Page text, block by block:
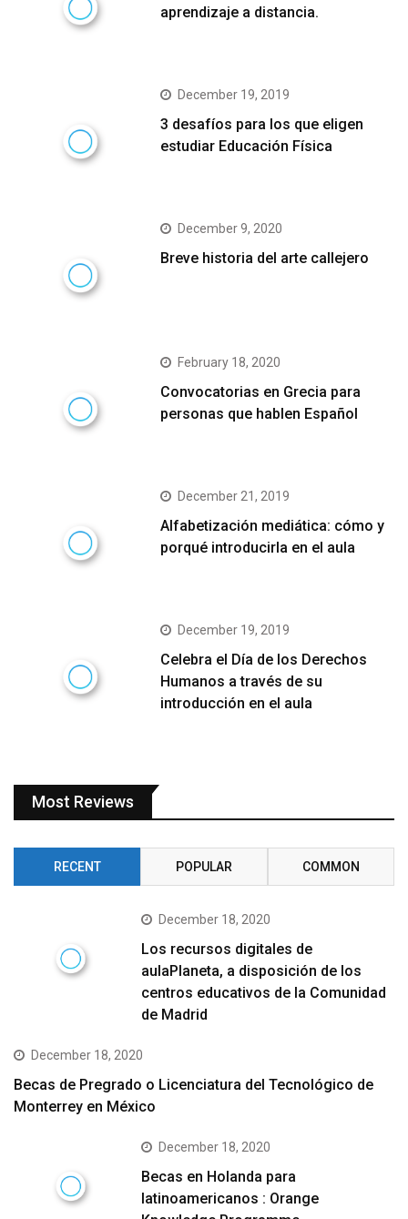
aprendizaje a distancia.
December 19, 2019
3 desafíos para los que eligen
estudiar Educación Física
December 9, 2020
Breve historia del arte callejero
February 18, 2020
Convocatorias en Grecia para
personas que hablen Español
December 21, 2019
Alfabetización mediática: cómo y
porqué introducirla en el aula
December 19, 2019
Celebra el Día de los Derechos
Humanos a través de su
introducción en el aula
Most Reviews
RECENT POPULAR COMMON
December 18, 2020
Los recursos digitales de
aulaPlaneta, a disposición de los
centros educativos de la Comunidad
de Madrid
December 18, 2020
Becas de Pregrado o Licenciatura del Tecnológico de
Monterrey en México
December 18, 2020
Becas en Holanda para
latinoamericanos : Orange